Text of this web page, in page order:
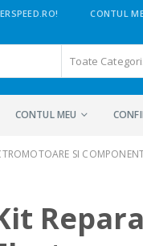
CONTUL
CONTUL MEU
SI